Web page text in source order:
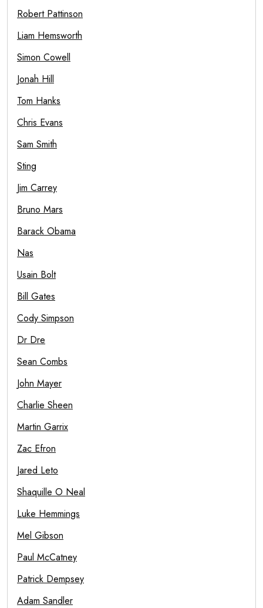
Robert Pattinson
Liam Hemsworth
Simon Cowell
Jonah Hill
Tom Hanks
Chris Evans
Sam Smith
Sting
Jim Carrey
Bruno Mars
Barack Obama
Nas
Usain Bolt
Bill Gates
Cody Simpson
Dr Dre
Sean Combs
John Mayer
Charlie Sheen
Martin Garrix
Zac Efron
Jared Leto
Shaquille O Neal
Luke Hemmings
Mel Gibson
Paul McCatney
Patrick Dempsey
Adam Sandler